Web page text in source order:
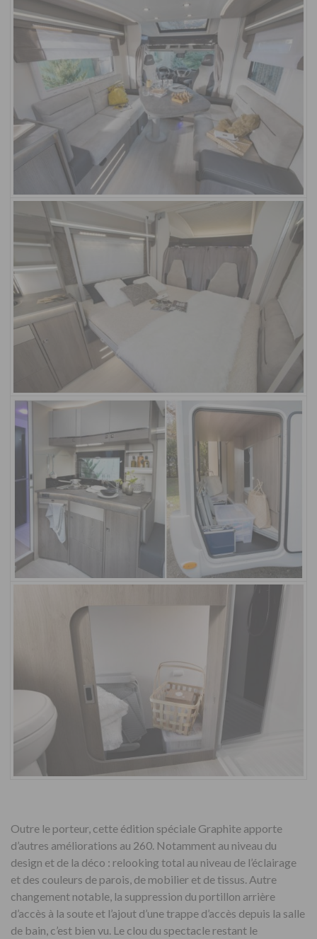
Outre le porteur, cette édition spéciale Graphite apporte
d’autres améliorations au 260. Notamment au niveau du
design et de la déco : relooking total au niveau de l’éclairage
et des couleurs de parois, de mobilier et de tissus. Autre
changement notable, la suppression du portillon arrière
d’accès à la soute et l’ajout d’une trappe d’accès depuis la salle
de bain, c’est bien vu. Le clou du spectacle restant le